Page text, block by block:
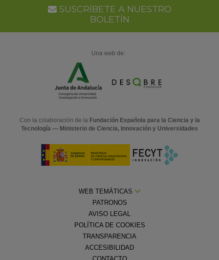
SUSCRÍBETE A NUESTRO
BOLETÍN
Una web de:
Con la colaboración de la Fundación Española para la Ciencia y la
Tecnología — Ministerio de Ciencia, Innovación y Universidades
WEB TEMÁTICAS
PATRONOS
AVISO LEGAL
POLÍTICA DE COOKIES
TRANSPARENCIA
ACCESIBILIDAD